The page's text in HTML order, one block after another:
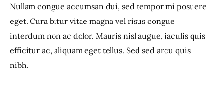
Nullam congue accumsan dui, sed tempor mi posuere
eget. Cura bitur vitae magna vel risus congue
interdum non ac dolor. Mauris nisl augue, iaculis quis
efficitur ac, aliquam eget tellus. Sed sed arcu quis
nibh.